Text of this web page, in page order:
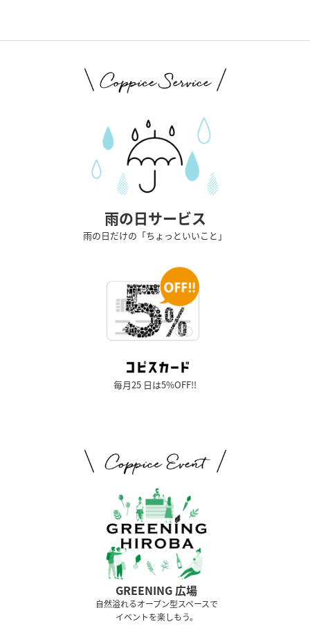
雨の日サービス
雨の日だけの「ちょっといいこと」
毎月25 日は5%OFF!!
GREENING 広場
⾃然溢れるオープン型スペースで
イベントを楽しもう。